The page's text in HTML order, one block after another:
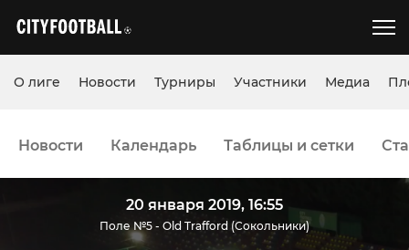
О лиге Новости Турниры Участники Медиа
Новости Календарь Таблицы и сетки
20 января 2019, 16:55
Поле №5 - Old Trafford (Сокольники)